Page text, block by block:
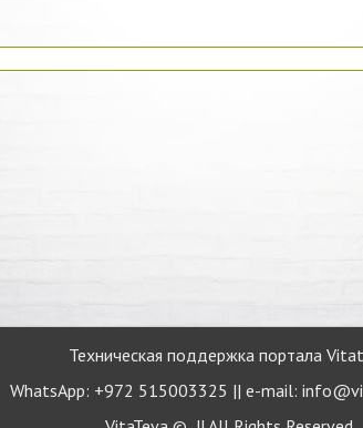
Техническая поддержка портала
WhatsApp: +972 515003325 || e-mail: